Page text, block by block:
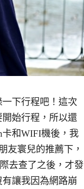
下行程吧！這次
始行程，所以還
和WIFI機後，我
友寰兒的推薦下，
去查了之後，才發
讓我因為網路崩